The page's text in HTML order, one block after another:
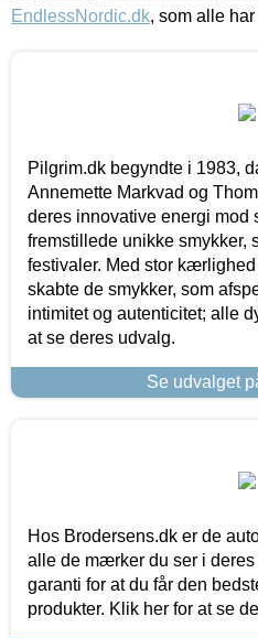
EndlessNordic.dk, som alle
Pilgrim.dk begyndte i 1983,
Annemette Markvad og
deres innovative energi mod
fremstillede unikke smykker,
festivaler. Med stor
skabte de smykker, som
intimitet og autenticitet; alle
at se deres udvalg.
Se udvalget
Hos Brodersens.dk er de
alle de mærker du ser i
garanti for at du får den
produkter. Klik her for at se